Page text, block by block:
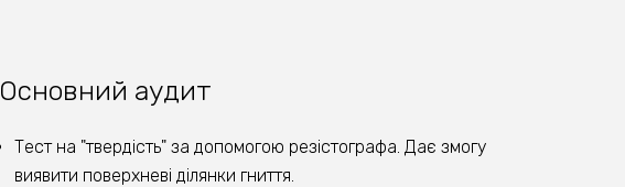
Основний аудит
Тест на "твердість" за допомогою резістографа. Дає змогу
виявити поверхневі ділянки гниття.